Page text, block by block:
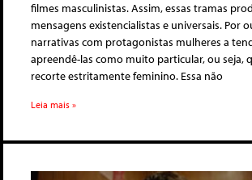
filmes masculinistas. Assim, essas tramas
mensagens existencialistas e universais. Por
narrativas com protagonistas mulheres a
apreendê-las como muito particular, ou seja,
recorte estritamente feminino. Essa não
Leia mais »